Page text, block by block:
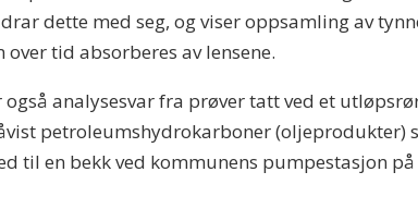
dette med seg, og viser oppsamling av
over tid absorberes av lensene.
også analysesvar fra prøver tatt ved et
petroleumshydrokarboner (oljeprodukter)
til en bekk ved kommunens pumpestasjon